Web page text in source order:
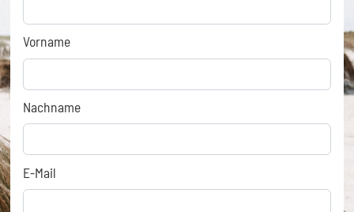
Vorname
Nachname
E-Mail